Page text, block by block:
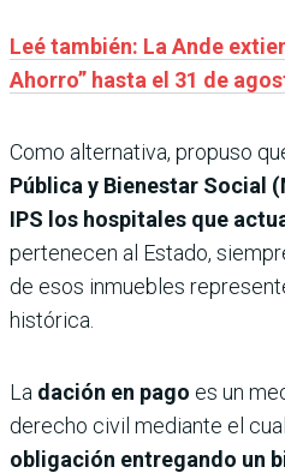
Leé también: La Ande
Ahorro” hasta el 31 de
Como alternativa, propuso
Pública y Bienestar Social
IPS los hospitales que
pertenecen al Estado,
de esos inmuebles
histórica.
La dación en pago es un
derecho civil mediante el
obligación entregando un